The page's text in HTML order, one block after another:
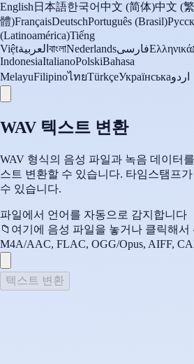
English 日本語한국어 中文 (简体)中文 (繁
體)FrançaisDeutschPortuguês (Brasil)
(Latinoamérica)Tiếng
Việtالعربية বাংলাNederlandsفارسیΕλληνικά
IndonesiaItalianoPolskiBahasa
MelayuFilipinoไทยTürkçeУкраїнськаاردو
WAV 텍스트 변환
WAV 형식의 음성 파일과 녹음 데이터
스트 변환할 수 있습니다. 타임스탬프
수 있습니다.
파일에서 언어를 자동으로 감지합니다
📁 여기에 음성 파일을 놓거나 클릭해서
M4A/AAC, FLAC, OGG/Opus, AIFF,
텍스트 변환